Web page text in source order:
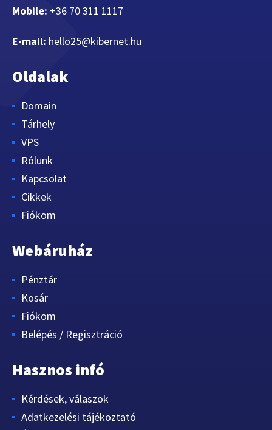
Mobile: +36 70 311 1117
E-mail: hello25@kibernet.hu
Oldalak
Domain
Tárhely
VPS
Rólunk
Kapcsolat
Cikkek
Fiókom
Webáruház
Pénztár
Kosár
Fiókom
Belépés / Regisztráció
Hasznos infó
Kérdések, válaszok
Adatkezelési tájékoztató